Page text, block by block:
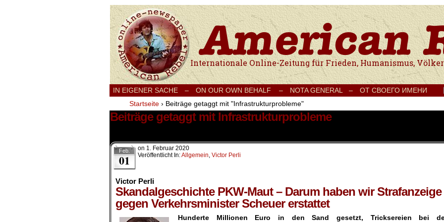
Internationale Onlinezeitung für Frieden, Humanismus, Völkerverständigung und
IN EIGENER SACHE – ON OUR OWN BEHALF – NOTA GENERAL – ОТ СВОЕГО ИМЕНИ
Startseite › Beiträge getaggt mit "Infrastrukturprobleme"
Beiträge getaggt mit Infrastrukturprobleme
Feb.
01
on 1. Februar 2020
Veröffentlicht In:Allgemein, Victor Perli
Victor Perli
Skandalgeschichte PKW-Maut – Darum haben wir Strafanzeige
gegen Verkehrsminister Scheuer erstattet
Hunderte Millionen Euro in den Sand gesetzt, Tricksereien bei